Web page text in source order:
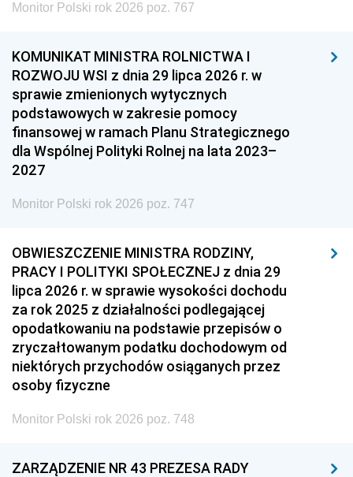
Monitor Polski rok 2026 poz. 767
KOMUNIKAT MINISTRA ROLNICTWA I
ROZWOJU WSI z dnia 29 lipca 2026 r. w
sprawie zmienionych wytycznych
podstawowych w zakresie pomocy
finansowej w ramach Planu Strategicznego
dla Wspólnej Polityki Rolnej na lata 2023–
2027
Monitor Polski rok 2026 poz. 747
OBWIESZCZENIE MINISTRA RODZINY,
PRACY I POLITYKI SPOŁECZNEJ z dnia 29
lipca 2026 r. w sprawie wysokości dochodu
za rok 2025 z działalności podlegającej
opodatkowaniu na podstawie przepisów o
zryczałtowanym podatku dochodowym od
niektórych przychodów osiąganych przez
osoby fizyczne
Monitor Polski rok 2026 poz. 748
ZARZĄDZENIE NR 43 PREZESA RADY